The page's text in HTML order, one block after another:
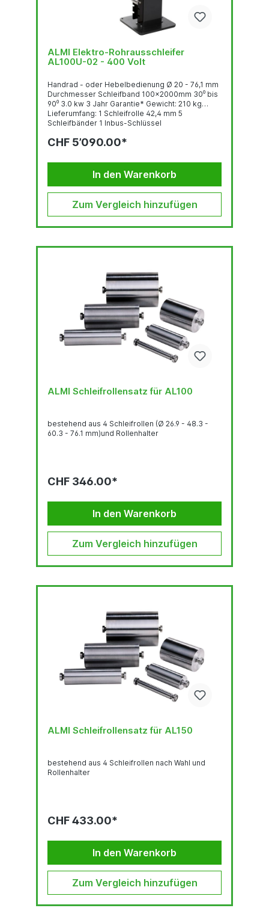
ALMI Elektro-Rohrausschleifer
AL100U-02 - 400 Volt
Handrad - oder Hebelbedienung Ø 20 - 76,1 mm
Durchmesser Schleifband 100x2000mm 30⁰ bis
90⁰ 3.0 kw 3 Jahr Garantie* Gewicht: 210 kg
Lieferumfang: 1 Schleifrolle 42,4 mm 5
Schleifbänder 1 Inbus-Schlüssel
CHF 5’090.00*
In den Warenkorb
Zum Vergleich hinzufügen
ALMI Schleifrollensatz für AL100
bestehend aus 4 Schleifrollen (Ø 26.9 - 48.3 -
60.3 - 76.1 mm)und Rollenhalter
CHF 346.00*
In den Warenkorb
Zum Vergleich hinzufügen
ALMI Schleifrollensatz für AL150
bestehend aus 4 Schleifrollen nach Wahl und
Rollenhalter
CHF 433.00*
In den Warenkorb
Zum Vergleich hinzufügen